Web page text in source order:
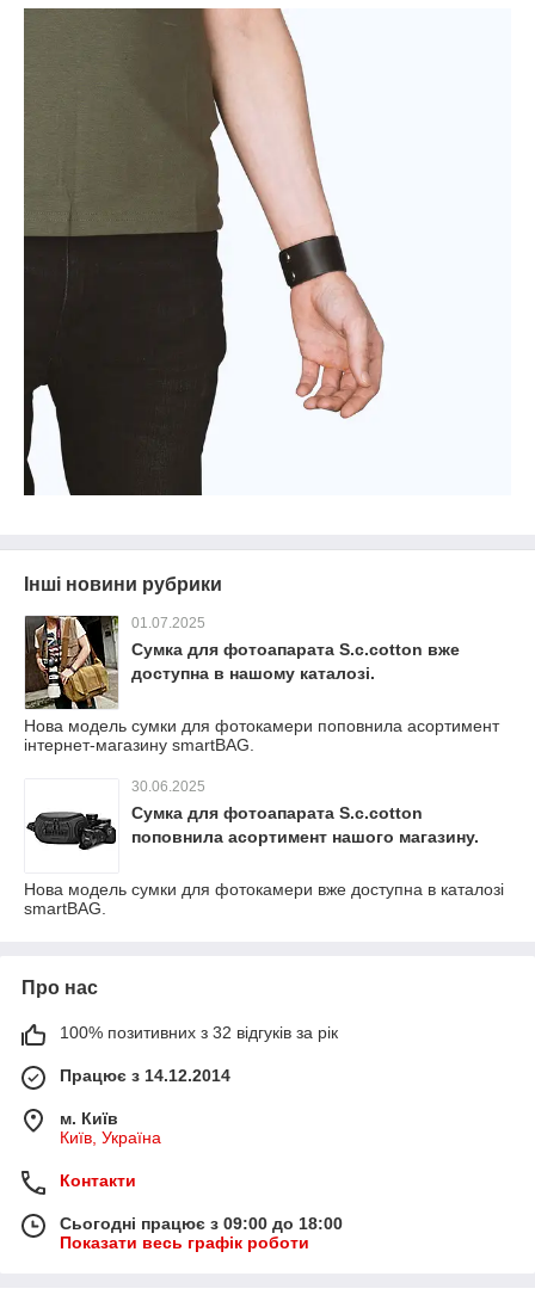
Інші новини рубрики
01.07.2025
Сумка для фотоапарата S.c.cotton вже
доступна в нашому каталозі.
Нова модель сумки для фотокамери поповнила асортимент
інтернет-магазину smartBAG.
30.06.2025
Сумка для фотоапарата S.c.cotton
поповнила асортимент нашого магазину.
Нова модель сумки для фотокамери вже доступна в каталозі
smartBAG.
Про нас
100% позитивних з 32 відгуків за рік
Працює з 14.12.2014
м. Київ
Київ, Україна
Контакти
Сьогодні працює з 09:00 до 18:00
Показати весь графік роботи